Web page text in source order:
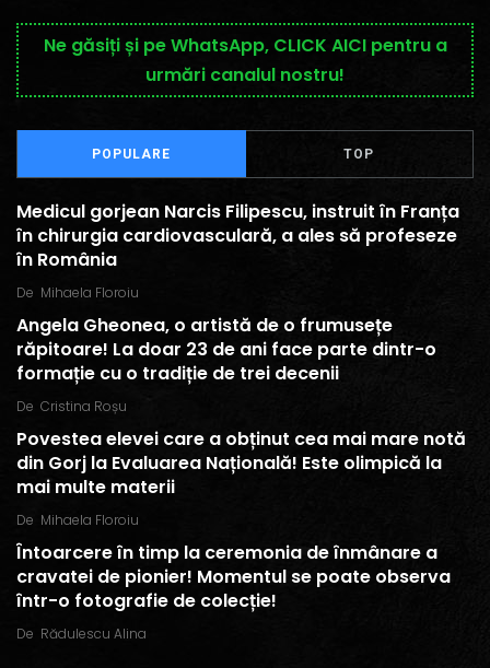
Ne găsiți și pe WhatsApp, CLICK AICI pentru a
urmări canalul nostru!
POPULARE TOP
Medicul gorjean Narcis Filipescu, instruit în Franța
în chirurgia cardiovasculară, a ales să profeseze
în România
De Mihaela Floroiu
Angela Gheonea, o artistă de o frumusețe
răpitoare! La doar 23 de ani face parte dintr-o
formație cu o tradiție de trei decenii
De Cristina Roșu
Povestea elevei care a obținut cea mai mare notă
din Gorj la Evaluarea Națională! Este olimpică la
mai multe materii
De Mihaela Floroiu
Întoarcere în timp la ceremonia de înmânare a
cravatei de pionier! Momentul se poate observa
într-o fotografie de colecție!
De Rădulescu Alina